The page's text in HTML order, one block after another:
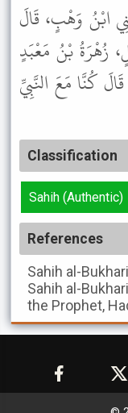
ابْنُ وَهْبٍ، قَالَ
زُهْرَةُ بْنُ مَعْبَدٍ
كُنَّا مَعَ النَّبِيِّ
Classification
Sahih (Authentic)
References
Sahih al-Bukhari
Sahih al-Bukhari
the Prophet,